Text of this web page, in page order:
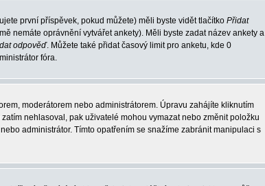
první příspěvek, pokud můžete) měli byste vidět tlačítko Přidat
nemáte oprávnění vytvářet ankety). Měli byste zadat název ankety a
odpověď. Můžete také přidat časový limit pro anketu, kde 0
fóra.
moderátorem nebo administrátorem. Úpravu zahájíte kliknutím
nehlasoval, pak uživatelé mohou vymazat nebo změnit položku
administrátor. Tímto opatřením se snažíme zabránit manipulaci s